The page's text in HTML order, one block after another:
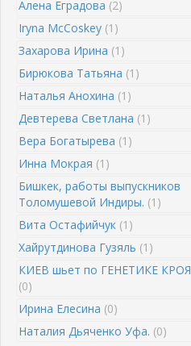
Алена Еградова (2)
Iryna McCoskey (1)
Захарова Ирина (1)
Бирюкова Татьяна (1)
Наталья Анохина (1)
Девтерева Светлана (1)
Вера Богатырева (1)
Инна Мокрая (1)
Бишкек, работы выпускников
Толомушевой Индиры. (1)
Вита Остафийчук (1)
Хайрутдинова Гузяль (1)
КИЕВ шьет по ГЕНЕТИКЕ КРОЯ
(0)
Ирина Елесина (0)
Наталия Дьяченко Уфа. (0)